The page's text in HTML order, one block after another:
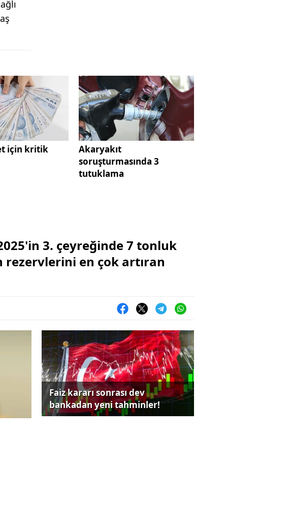
için kritik
Akaryakıt
soruşturmasında 3
tutuklama
3. çeyreğinde 7 tonluk
rezervlerini en çok artıran
Faiz kararı sonrası dev
bankadan yeni tahminler!